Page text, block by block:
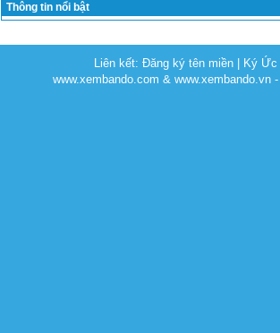
Thông tin nổi bật
Liên kết:Đăng ký tên miền Ký Ức
www.xembando.com &